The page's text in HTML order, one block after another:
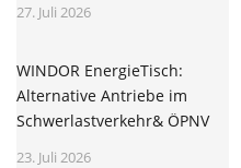
27. Juli 2026
WINDOR EnergieTisch:
Alternative Antriebe im
Schwerlastverkehr& ÖPNV
23. Juli 2026